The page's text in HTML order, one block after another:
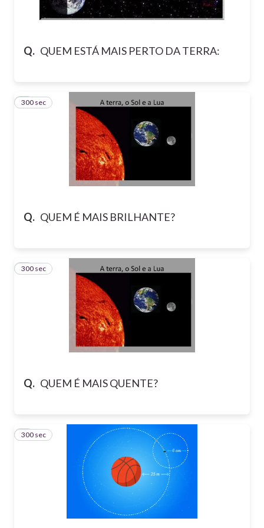
Q. QUEM ESTÁ MAIS PERTO DA TERRA:
Q. QUEM É MAIS BRILHANTE?
6
300 sec
Q. QUEM É MAIS QUENTE?
7
300 sec
8
300 sec